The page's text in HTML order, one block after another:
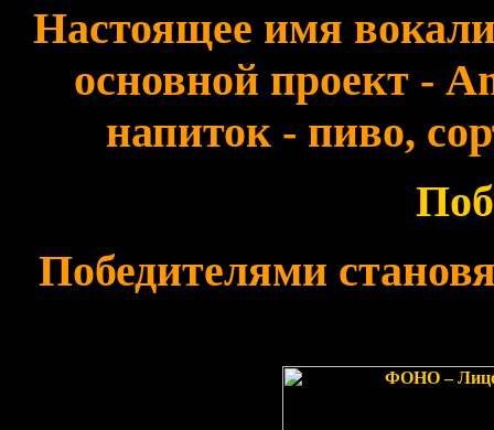
Настоящее имя
основной проект -
напиток - пиво,
Победителями